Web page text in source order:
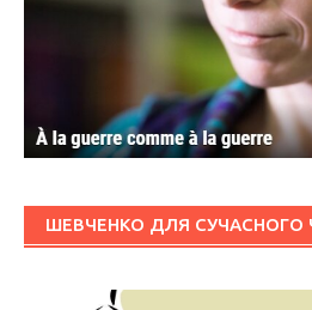
ШЕВЧЕНКО ДЛЯ СУЧАСНОГО